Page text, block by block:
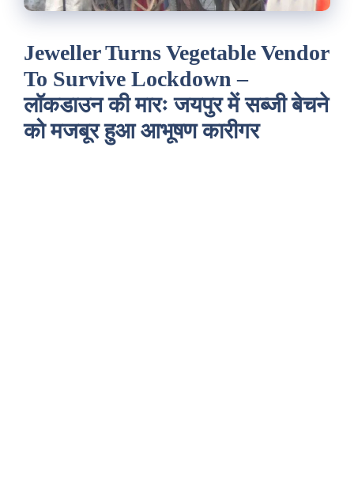
Jeweller Turns Vegetable Vendor
To Survive Lockdown –
लॉकडाउन की मारः जयपुर में सब्जी बेचने
को मजबूर हुआ आभूषण कारीगर